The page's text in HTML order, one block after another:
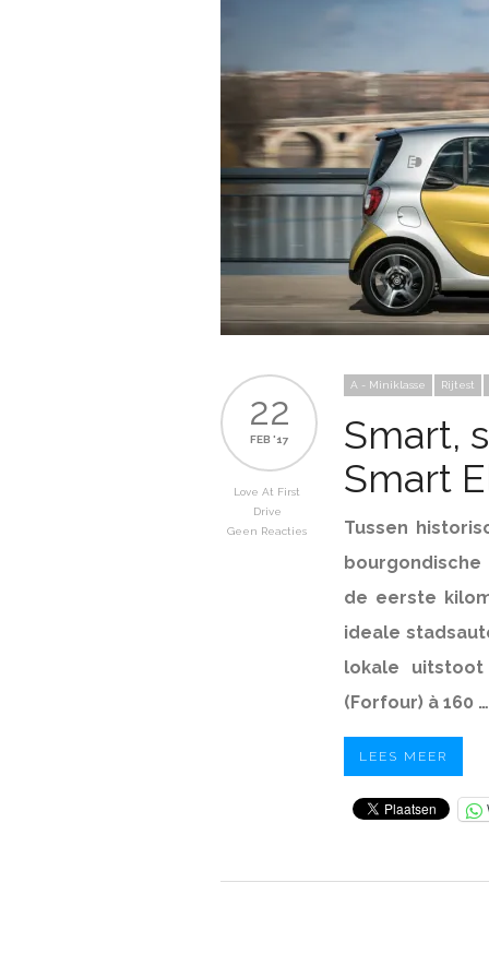
22
FEB '17
Love At First
Drive
Geen Reacties
A - Miniklasse Rijtest
Smart,
Smart
Tussen
de eerste
ideale
lokale
(Forfour) à 160 …
LEES MEER